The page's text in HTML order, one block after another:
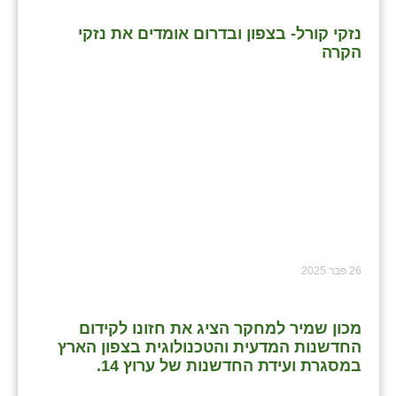
נזקי קורל- בצפון ובדרום אומדים את נזקי
הקרה
26 פבר 2025
מכון שמיר למחקר הציג את חזונו לקידום
החדשנות המדעית והטכנולוגית בצפון הארץ
במסגרת ועידת החדשנות של ערוץ 14.